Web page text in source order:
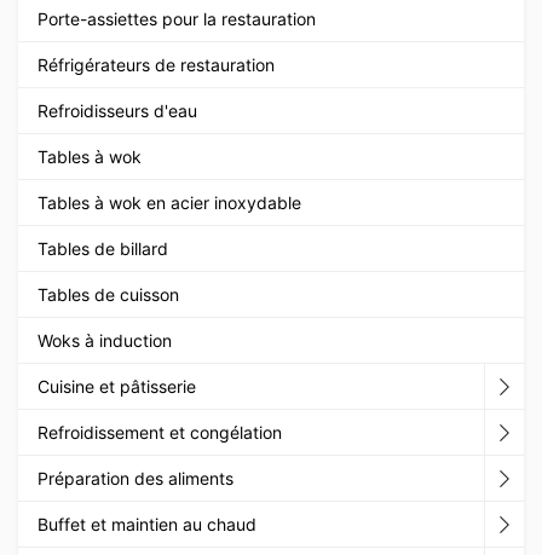
Porte-assiettes pour la restauration
Réfrigérateurs de restauration
Refroidisseurs d'eau
Tables à wok
Tables à wok en acier inoxydable
Tables de billard
Tables de cuisson
Woks à induction
Cuisine et pâtisserie
Refroidissement et congélation
Préparation des aliments
Buffet et maintien au chaud